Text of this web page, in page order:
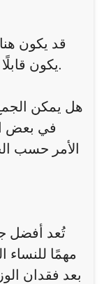
قد يكون
يكون قابلًا للتحكم ويخف تدريجيًا مع التعافي.
هل يمكن
في بعض
الأمر حسب
تُعد أفضل
مهمًا للنساء
بعد فقدان